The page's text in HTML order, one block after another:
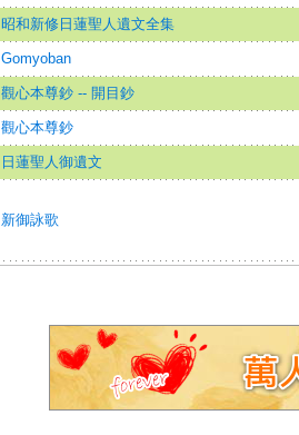
昭和新修日蓮聖人遺文全集
Gomyoban
觀心本尊鈔 -- 開目鈔
觀心本尊鈔
日蓮聖人御遺文
新御詠歌